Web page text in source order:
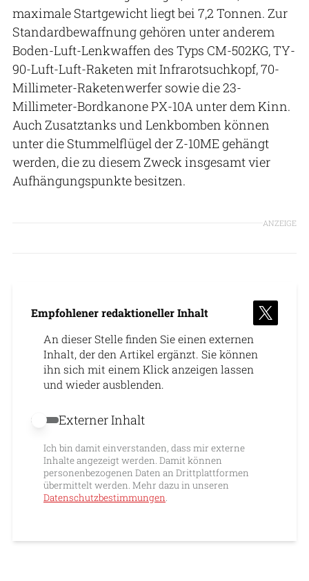
maximale Startgewicht liegt bei 7,2 Tonnen. Zur
Standardbewaffnung gehören unter anderem
Boden-Luft-Lenkwaffen des Typs CM-502KG, TY-
90-Luft-Luft-Raketen mit Infrarotsuchkopf, 70-
Millimeter-Raketenwerfer sowie die 23-
Millimeter-Bordkanone PX-10A unter dem Kinn.
Auch Zusatztanks und Lenkbomben können
unter die Stummelflügel der Z-10ME gehängt
werden, die zu diesem Zweck insgesamt vier
Aufhängungspunkte besitzen.
ANZEIGE
Empfohlener redaktioneller Inhalt
An dieser Stelle finden Sie einen externen
Inhalt, der den Artikel ergänzt. Sie können
ihn sich mit einem Klick anzeigen lassen
und wieder ausblenden.
Externer Inhalt erlauben
Externer Inhalt
Ich bin damit einverstanden, dass mir externe
Inhalte angezeigt werden. Damit können
personenbezogenen Daten an Drittplattformen
übermittelt werden. Mehr dazu in unseren
Datenschutzbestimmungen.